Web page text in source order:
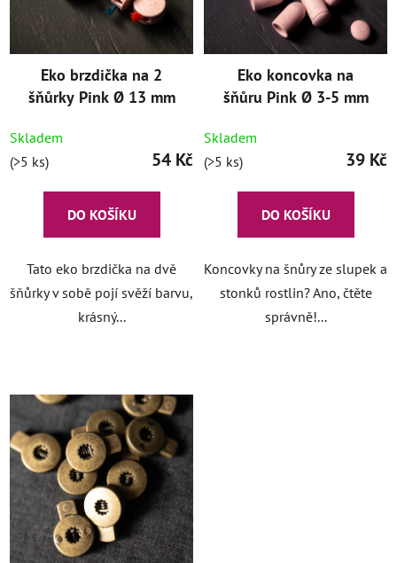
Eko brzdička na 2
šňůrky Pink Ø 13 mm
Skladem
(>5 ks)
54 Kč
DO KOŠÍKU
Tato eko brzdička na dvě
šňůrky v sobě pojí svěží barvu,
krásný...
Eko koncovka na
šňůru Pink Ø 3-5 mm
Skladem
(>5 ks)
39 Kč
DO KOŠÍKU
Koncovky na šnůry ze slupek a
stonků rostlin? Ano, čtěte
správně!...